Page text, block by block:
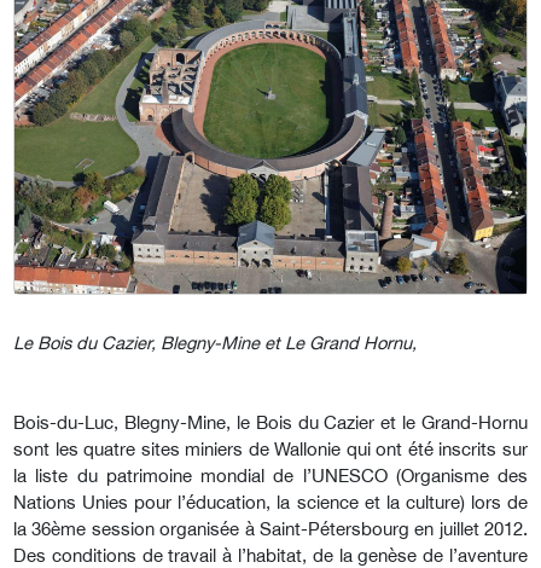
Le Bois du Cazier, Blegny-Mine et Le Grand Hornu,
Bois-du-Luc, Blegny-Mine, le Bois du Cazier et le Grand-Hornu
sont les quatre sites miniers de Wallonie qui ont été inscrits sur
la liste du patrimoine mondial de l’UNESCO (Organisme des
Nations Unies pour l’éducation, la science et la culture) lors de
la 36ème session organisée à Saint-Pétersbourg en juillet 2012.
Des conditions de travail à l’habitat, de la genèse de l’aventure